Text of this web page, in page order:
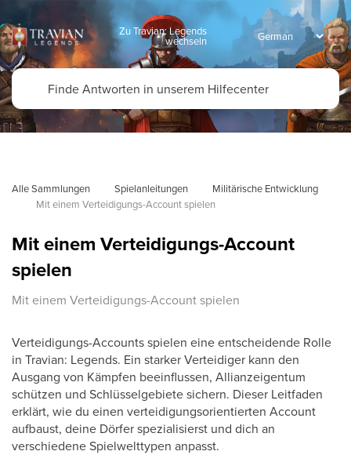
Zu Travian: Legends
wechseln
Alle Sammlungen Spielanleitungen
Militärische Entwicklung
Mit einem Verteidigungs-Account spielen
Mit einem Verteidigungs-Account
spielen
Mit einem Verteidigungs-Account spielen
Verteidigungs-Accounts spielen eine entscheidende Rolle
in Travian: Legends. Ein starker Verteidiger kann den
Ausgang von Kämpfen beeinflussen, Allianzeigentum
schützen und Schlüsselgebiete sichern. Dieser Leitfaden
erklärt, wie du einen verteidigungsorientierten Account
aufbaust, deine Dörfer spezialisierst und dich an
verschiedene Spielwelttypen anpasst.